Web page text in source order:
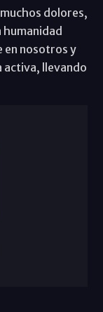
dolores,
humanidad
en nosotros y
activa, llevando